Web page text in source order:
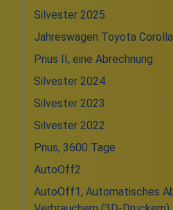
Silvester 2025
Jahreswagen Toyota
Prius II, eine Abrechnung
Silvester 2024
Silvester 2023
Silvester 2022
Prius, 3600 Tage
AutoOff2
AutoOff1, Automatisches